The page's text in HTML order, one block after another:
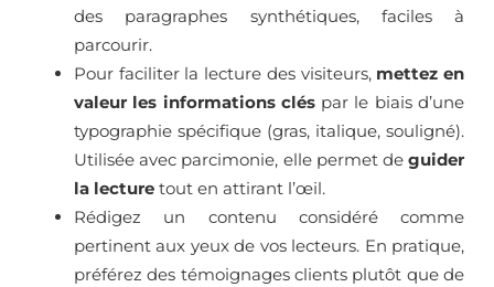
des paragraphes synthétiques, faciles à
parcourir.
Pour faciliter la lecture des visiteurs, mettez en
valeur les informations cléspar le biais d’une
typographie spécifique (gras, italique, souligné).
Utilisée avec parcimonie, elle permet deguider
la lecture tout en attirant l’œil.
Rédigez un contenu considéré comme
pertinent aux yeux de vos lecteurs. En pratique,
préférez des témoignages clients plutôt que de